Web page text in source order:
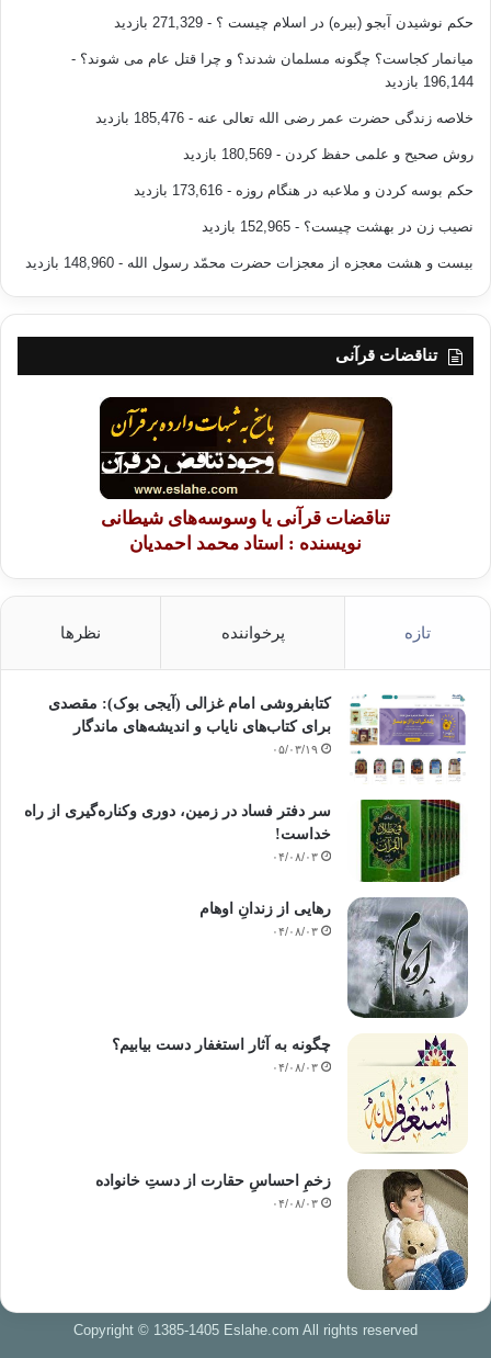
حکم نوشیدن آبجو (بیره) در اسلام چیست ؟ - 271,329 بازدید
میانمار کجاست؟ چگونه مسلمان شدند؟ و چرا قتل عام می شوند؟ -
196,144 بازدید
خلاصه زندگی حضرت عمر رضی الله تعالی عنه - 185,476 بازدید
روش صحیح و علمی حفظ کردن - 180,569 بازدید
حکم بوسه کردن و ملاعبه در هنگام روزه - 173,616 بازدید
نصیب زن در بهشت چیست؟ - 152,965 بازدید
بیست و هشت معجزه از معجزات حضرت محمّد رسول الله - 148,960 بازدید
تناقضات قرآنی
تناقضات قرآنی یا وسوسه‌های شیطانی
نویسنده : استاد محمد احمدیان
تازه پرخواننده نظرها
کتابفروشی امام غزالی (آیجی بوک): مقصدی
برای کتاب‌های نایاب و اندیشه‌های ماندگار
۰۵/۰۳/۱۹
سر دفتر فساد در زمین‌، دوری وکناره‌گیری از راه
خداست‌!
۰۴/۰۸/۰۳
رهایی از زندانِ اوهام
۰۴/۰۸/۰۳
چگونه به آثار استغفار دست بیابیم؟
۰۴/۰۸/۰۳
زخمِ احساسِ حقارت از دستِ خانواده
۰۴/۰۸/۰۳
Copyright © 1385-1405 Eslahe.com All rights reserved